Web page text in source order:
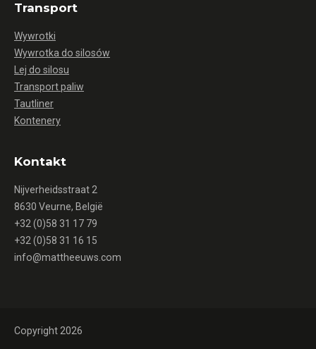
Transport
Wywrotki
Wywrotka do silosów
Lej do silosu
Transport paliw
Tautliner
Kontenery
Kontakt
Nijverheidsstraat 2
8630 Veurne, België
+32 (0)58 31 17 79
+32 (0)58 31 16 15
info@mattheeuws.com
Copyright 2026